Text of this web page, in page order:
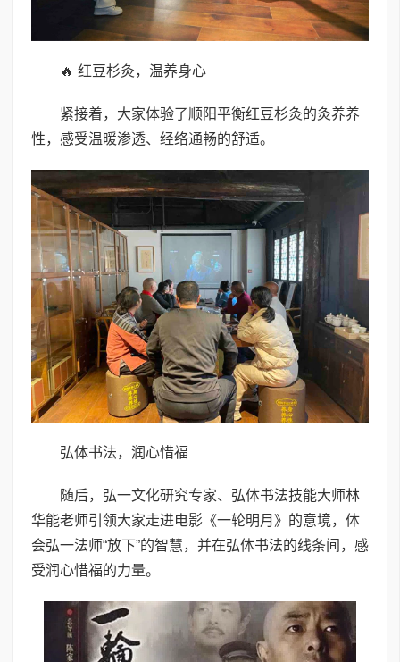
🔥 红豆杉灸，温养身心
紧接着，大家体验了顺阳平衡红豆杉灸的灸养养
性，感受温暖渗透、经络通畅的舒适。
弘体书法，润心惜福
随后，弘一文化研究专家、弘体书法技能大师林
华能老师引领大家走进电影《一轮明月》的意境，体
会弘一法师“放下”的智慧，并在弘体书法的线条间，感
受润心惜福的力量。